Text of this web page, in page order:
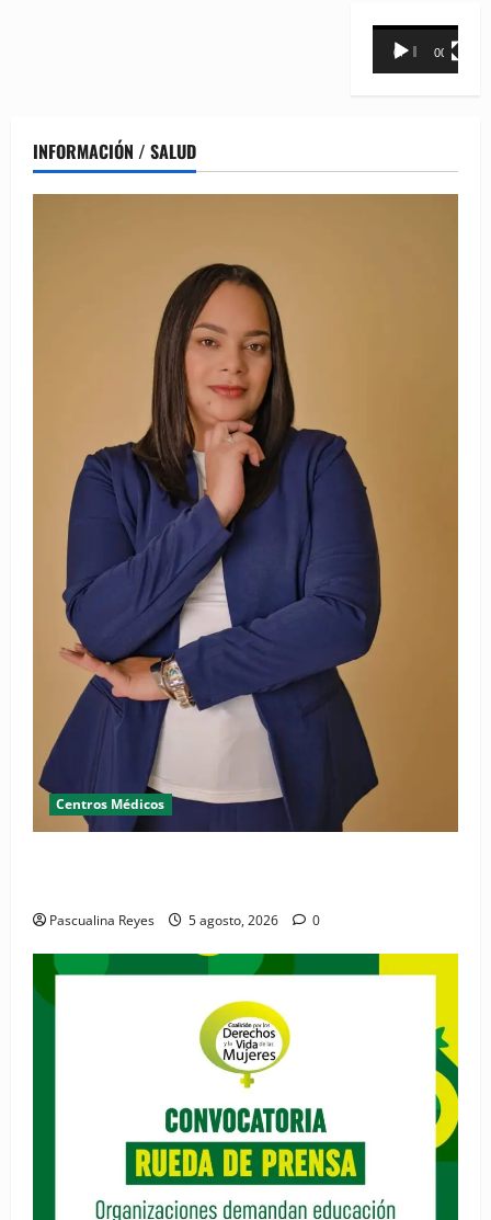
Reproductor
00:00 00:31
INFORMACIÓN / SALUD
Centros Médicos
Pascualina Reyes 5 agosto, 2026 0